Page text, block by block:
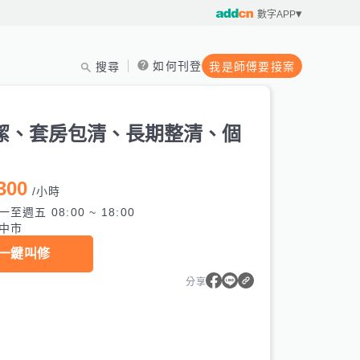
數字APP
搜尋 如何刊登 我是師傅要接案
、套房包清、長期整清、個
/小時
至週五 08:00 ~ 18:00
市
鍵叫修
分享